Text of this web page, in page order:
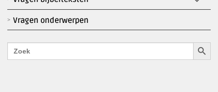
Vragen onderwerpen
Zoek
naar: